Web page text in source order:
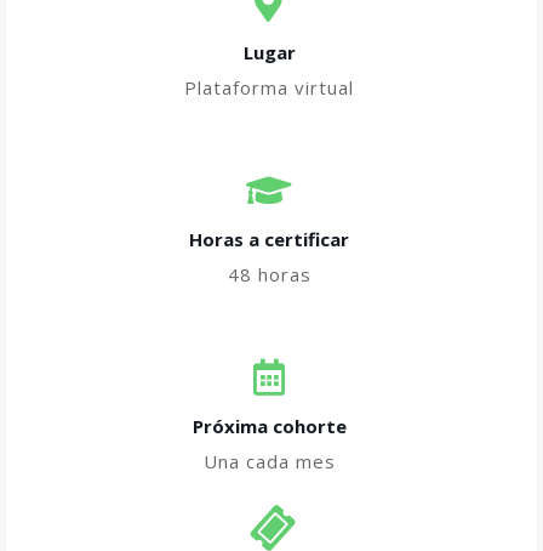
Lugar
Plataforma virtual
Horas a certificar​
48 horas
Próxima cohorte
Una cada mes